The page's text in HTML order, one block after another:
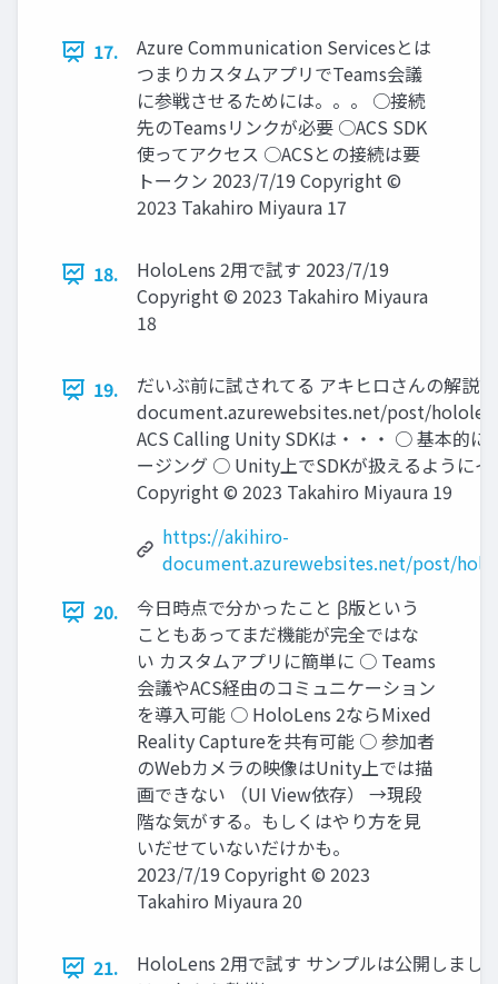
17.
Azure Communication Servicesとは
つまりカスタムアプリでTeams会議
に参戦させるためには。。。 ○接続
先のTeamsリンクが必要 ○ACS SDK
使ってアクセス ○ACSとの接続は要
トークン 2023/7/19 Copyright ©
2023 Takahiro Miyaura 17
18.
HoloLens 2用で試す 2023/7/19
Copyright © 2023 Takahiro Miyaura
18
19.
だいぶ前に試されてる アキヒロさんの解
document.azurewebsites.net/post/
ACS Calling Unity SDKは・・・ ○ 基本的
ージング ○ Unity上でSDKが扱えるように
Copyright © 2023 Takahiro Miyaura 19
https://akihiro-
document.azurewebsites.net/post/
20.
今日時点で分かったこと β版という
こともあってまだ機能が完全ではな
い カスタムアプリに簡単に ○ Teams
会議やACS経由のコミュニケーション
を導入可能 ○ HoloLens 2ならMixed
Reality Captureを共有可能 ○ 参加者
のWebカメラの映像はUnity上では描
画できない （UI View依存） →現段
階な気がする。もしくはやり方を見
いだせていないだけかも。
2023/7/19 Copyright © 2023
Takahiro Miyaura 20
21.
HoloLens 2用で試す サンプルは公開しまし